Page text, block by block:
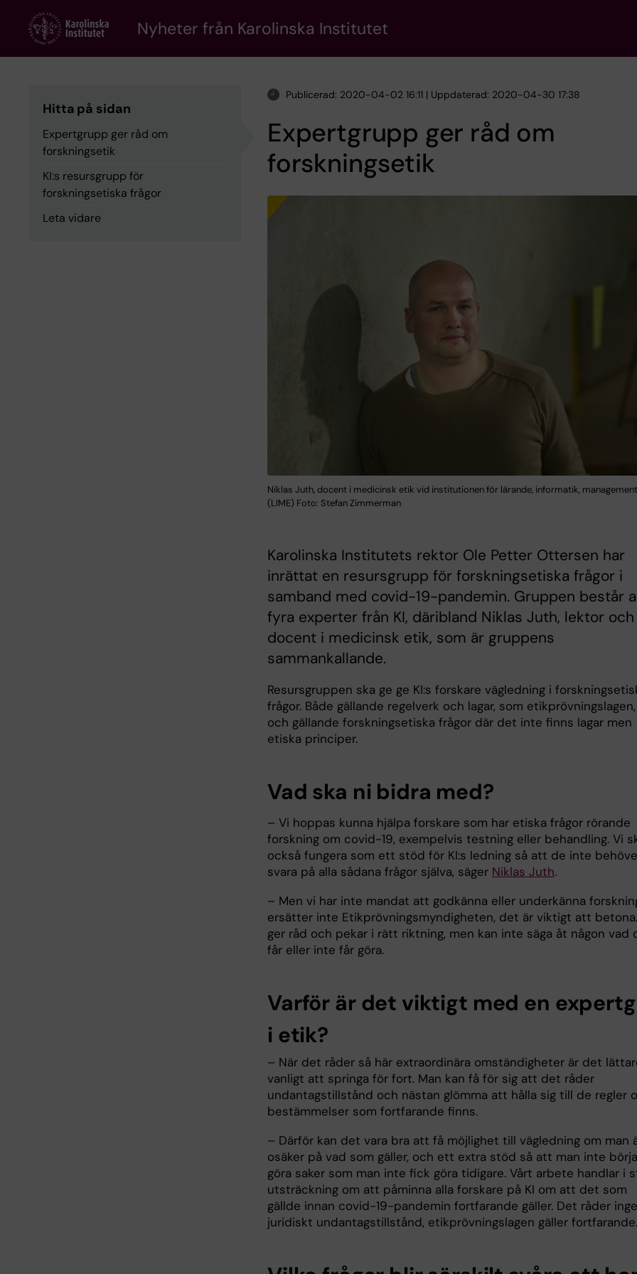
content
Nyheter från Karolinska Institutet
Hitta på sidan
Expertgrupp ger råd om
forskningsetik
KI:s resursgrupp för
forskningsetiska frågor
Leta vidare
Publicerad: 2020-04-02 16:11 | Uppdaterad: 2020-04-30 17:38
Expertgrupp ger råd om
forskningsetik
Niklas Juth, docent i medicinsk etik vid institutionen för lärande, informatik,
(LIME) Foto: Stefan Zimmerman
Karolinska Institutets rektor Ole Petter Ottersen har
inrättat en resursgrupp för forskningsetiska frågor i
samband med covid-19-pandemin. Gruppen består
fyra experter från KI, däribland Niklas Juth, lektor och
docent i medicinsk etik, som är gruppens
sammankallande.
Resursgruppen ska ge ge KI:s forskare vägledning i
frågor. Både gällande regelverk och lagar, som etikprövningslagen,
och gällande forskningsetiska frågor där det inte finns lagar men
etiska principer.
Vad ska ni bidra med?
– Vi hoppas kunna hjälpa forskare som har etiska frågor rörande
forskning om covid-19, exempelvis testning eller behandling. Vi
också fungera som ett stöd för KI:s ledning så att de inte
svara på alla sådana frågor själva, säger Niklas Juth.
– Men vi har inte mandat att godkänna eller underkänna
ersätter inte Etikprövningsmyndigheten, det är viktigt att
ger råd och pekar i rätt riktning, men kan inte säga åt någon vad
får eller inte får göra.
Varför är det viktigt med en
i etik?
– När det råder så här extraordinära omständigheter är det
vanligt att springa för fort. Man kan få för sig att det råder
undantagstillstånd och nästan glömma att hålla sig till de regler
bestämmelser som fortfarande finns.
– Därför kan det vara bra att få möjlighet till vägledning om man
osäker på vad som gäller, och ett extra stöd så att man inte
göra saker som man inte fick göra tidigare. Vårt arbete handlar i
utsträckning om att påminna alla forskare på KI om att det som
gällde innan covid-19-pandemin fortfarande gäller. Det råder
juridiskt undantagstillstånd, etikprövningslagen gäller fortfarande.